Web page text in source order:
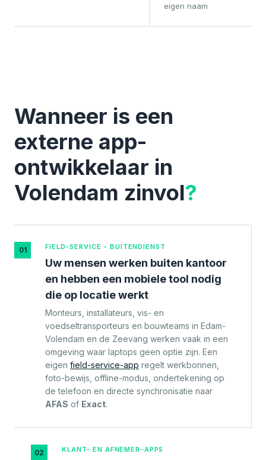
eigen naam
Wanneer is een
externe app-
ontwikkelaar in
Volendam zinvol?
01 FIELD-SERVICE - BUITENDIENST
Uw mensen werken buiten kantoor
en hebben een mobiele tool nodig
die op locatie werkt
Monteurs, installateurs, vis- en
voedseltransporteurs en bouwteams in Edam-
Volendam en de Zeevang werken vaak in een
omgeving waar laptops geen optie zijn. Een
eigen field-service-app regelt werkbonnen,
foto-bewijs, offline-modus, ondertekening op
de telefoon en directe synchronisatie naar
AFAS of Exact.
02 KLANT- EN AFNEMER-APPS